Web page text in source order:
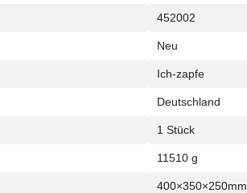
452002
Neu
Ich-zapfe
Deutschland
1 Stück
11510 g
400×350×250mm